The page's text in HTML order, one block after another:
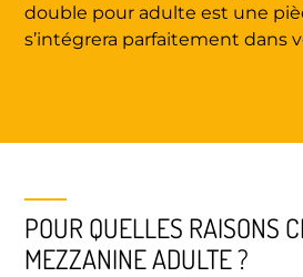
double pour adulte est une
s’intégrera parfaitement dans
POUR QUELLES RAISONS
MEZZANINE ADULTE ?